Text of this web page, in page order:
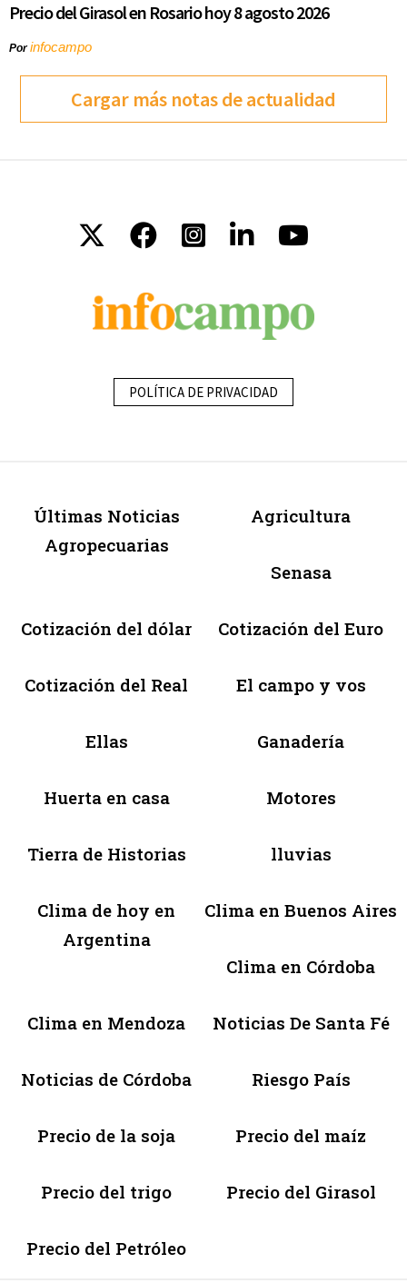
Precio del Girasol en Rosario hoy 8 agosto 2026
Porinfocampo
Cargar más notas de actualidad
POLÍTICA DE PRIVACIDAD
Últimas Noticias
Agropecuarias
Agricultura
Senasa
Cotización del dólar Cotización del Euro
Cotización del Real El campo y vos
Ellas Ganadería
Huerta en casa Motores
Tierra de Historias lluvias
Clima de hoy en
Argentina
Clima en Buenos Aires
Clima en Córdoba
Clima en Mendoza Noticias De Santa Fé
Noticias de Córdoba Riesgo País
Precio de la soja Precio del maíz
Precio del trigo Precio del Girasol
Precio del Petróleo